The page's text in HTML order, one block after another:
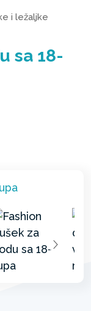
i ležaljke
sa 18-